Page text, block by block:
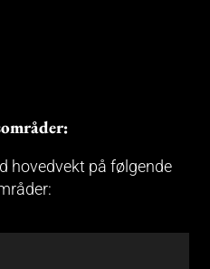
hovedvekt på følgende